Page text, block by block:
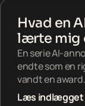
Hvad en
lærte mig
En serie AI-
endte som en
vandt en
Læs